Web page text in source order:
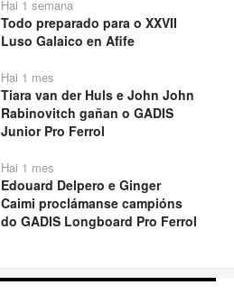
Hai 1 semana
Todo preparado para o XXVII
Luso Galaico en Afife
Hai 1 mes
Tiara van der Huls e John John
Rabinovitch gañan o GADIS
Junior Pro Ferrol
Hai 1 mes
Edouard Delpero e Ginger
Caimi proclámanse campións
do GADIS Longboard Pro Ferrol